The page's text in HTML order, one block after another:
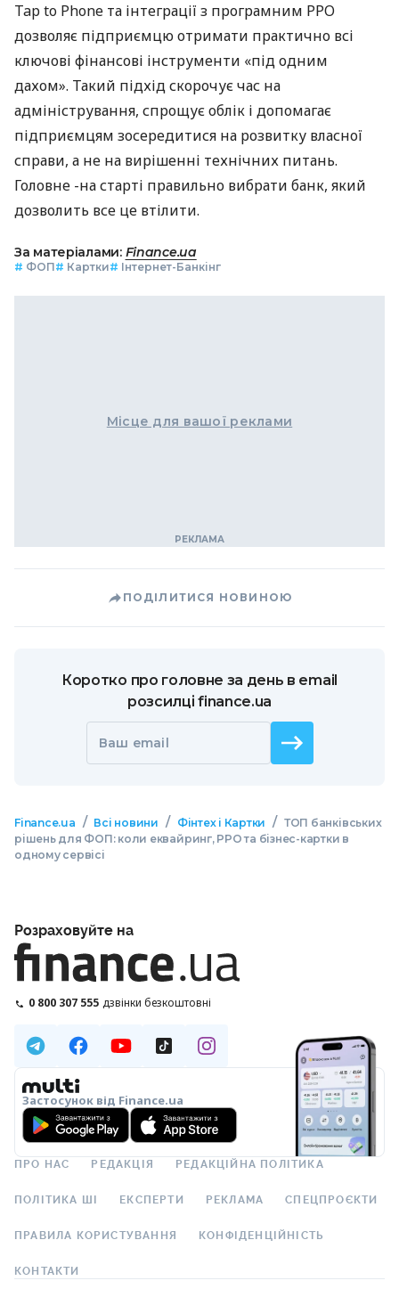
Tap to Phone та інтеграції з програмним РРО
дозволяє підприємцю отримати практично всі
ключові фінансові інструменти «під одним
дахом». Такий підхід скорочує час на
адміністрування, спрощує облік і допомагає
підприємцям зосередитися на розвитку власної
справи, а не на вирішенні технічних питань.
Головне -на старті правильно вибрати банк, який
дозволить все це втілити.
За матеріалами: Finance.ua
# ФОП# Картки# Інтернет-Банкінг
Місце для вашої реклами
ПОДІЛИТИСЯ НОВИНОЮ
Коротко про головне за день в email
розсилці finance.ua
Ваш email
Finance.ua / Всі новини / Фінтех і Картки / ТОП банківських
рішень для ФОП: коли еквайринг, РРО та бізнес-картки в
одному сервісі
Розраховуйте на
0 800 307 555 дзвінки безкоштовні
Застосунок від Finance.ua
ПРО НАС РЕДАКЦІЯ РЕДАКЦІЙНА ПОЛІТИКА
ПОЛІТИКА ШІ ЕКСПЕРТИ РЕКЛАМА СПЕЦПРОЄКТИ
ПРАВИЛА КОРИСТУВАННЯ КОНФІДЕНЦІЙНІСТЬ
КОНТАКТИ